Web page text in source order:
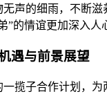
声的细雨，不断滋
”的情谊更加深入人
遇与前景展望
揽子合作计划，为